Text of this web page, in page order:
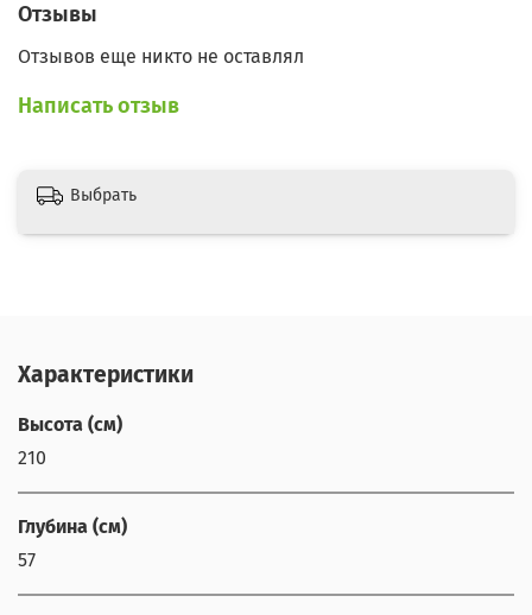
Отзывы
Отзывов еще никто не оставлял
Написать отзыв
Выбрать
Характеристики
Высота (см)
210
Глубина (см)
57